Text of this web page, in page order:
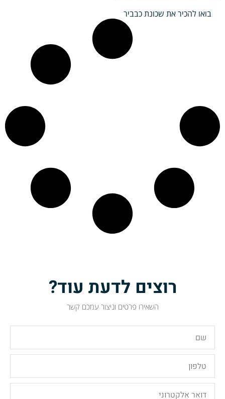
בואו להכיר את שכונת כבביר
רוצים לדעת עוד?
השאירו פרטים וניצור עמכם קשר